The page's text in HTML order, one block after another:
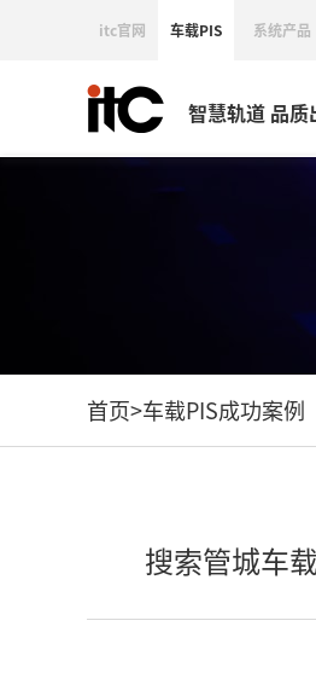
itc官网 车载PIS 系统产品
智慧轨道 品质
首页>车载PIS成功案例
搜索管城车